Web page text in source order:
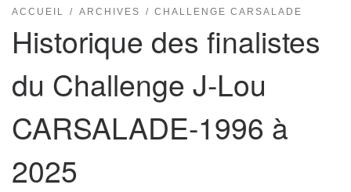
ACCUEIL ARCHIVES CHALLENGE CARSALADE
Historique des finalistes
du Challenge J-Lou
CARSALADE-1996 à
2025